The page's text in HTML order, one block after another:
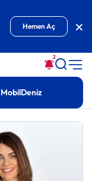
Hemen Aç
2
MobilDeniz